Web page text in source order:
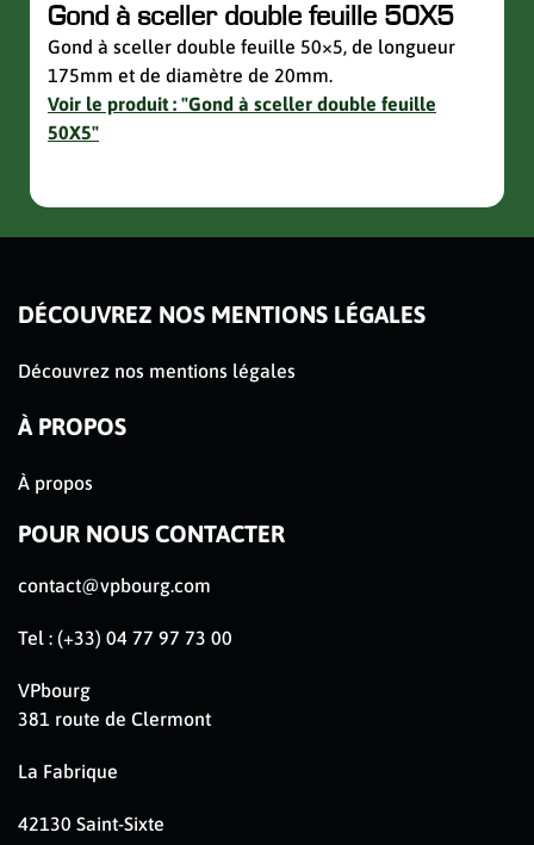
Gond à sceller double feuille 50X5
Gond à sceller double feuille 50×5, de longueur
175mm et de diamètre de 20mm.
Voir le produit : "Gond à sceller double feuille
50X5"
DÉCOUVREZ NOS MENTIONS LÉGALES
Découvrez nos mentions légales
À PROPOS
À propos
POUR NOUS CONTACTER
contact@vpbourg.com
Tel : (+33) 04 77 97 73 00
VPbourg
381 route de Clermont
La Fabrique
42130 Saint-Sixte